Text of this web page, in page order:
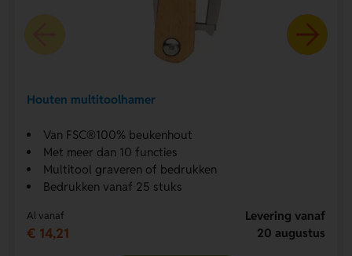
Houten multitoolhamer
Van FSC®100% beukenhout
Met meer dan 10 functies
Multitool graveren of bedrukken
Bedrukken vanaf 25 stuks
Al vanaf
€ 14,21
Levering vanaf
20 augustus